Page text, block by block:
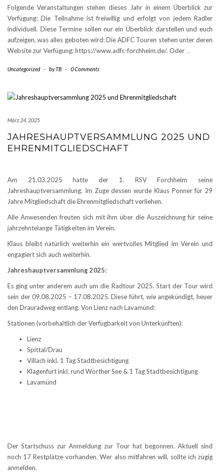
Folgende Veranstaltungen stehen dieses Jahr in einem Überblick zur
Verfügung: Die Teilnahme ist freiwillig und erfolgt von jedem Radler
individuell. Diese Termine sollen nur ein Überblick darstellen und euch
aufzeigen, was alles geboten wird: Die ADFC Touren stehen unter deren
Website zur Verfügung: https://www.adfc-forchheim.de/. Oder …
Uncategorized - byTB - 0 Comments
März 24, 2025
JAHRESHAUPTVERSAMMLUNG 2025 UND
EHRENMITGLIEDSCHAFT
Am 21.03.2025 hatte der 1. RSV Forchheim seine
Jahreshauptversammlung. Im Zuge dessen wurde Klaus Ponner für 29
Jahre Mitgliedschaft die Ehrenmitgliedschaft verliehen.
Alle Anwesenden freuten sich mit ihm über die Auszeichnung für seine
jahrzehntelange Tätigkeiten im Verein.
Klaus bleibt natürlich weiterhin ein wertvolles Mitglied im Verein und
engagiert sich auch weiterhin.
Jahreshauptversammlung 2025:
Es ging unter anderem auch um die Radtour 2025. Start der Tour wird
sein der 09.08.2025 – 17.08.2025. Diese führt, wie angekündigt, heuer
den Drauradweg entlang. Von Lienz nach Lavamünd:
Stationen (vorbehaltlich der Verfügbarkeit von Unterkünften):
Lienz
Spittal/Drau
Villach inkl. 1 Tag Stadtbesichtigung
Klagenfurt inkl. rund Wörther See & 1 Tag Stadtbesichtigung
Lavamünd
Der Startschuss zur Anmeldung zur Tour hat begonnen. Aktuell sind
noch 17 Restplätze vorhanden. Wer also mitfahren will, sollte ich zügig
anmelden.